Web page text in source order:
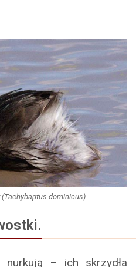
(Tachybaptus dominicus).
nurkują – ich skrzydła